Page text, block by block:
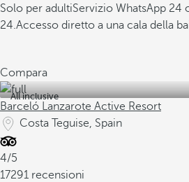
Solo per adultiServizio WhatsApp 24
24.Accesso diretto a una cala della
Compara
All inclusive
Barceló Lanzarote Active Resort
Costa Teguise, Spain
4/5
17291 recensioni